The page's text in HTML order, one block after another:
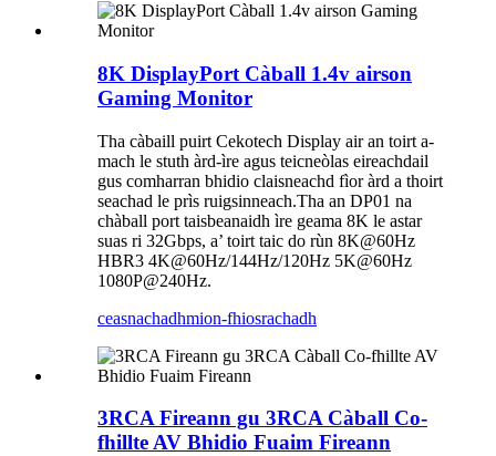
8K DisplayPort Càball 1.4v airson
Gaming Monitor
Tha càbaill puirt Cekotech Display air an toirt a-
mach le stuth àrd-ìre agus teicneòlas eireachdail
gus comharran bhidio claisneachd fìor àrd a thoirt
seachad le prìs ruigsinneach.Tha an DP01 na
chàball port taisbeanaidh ìre geama 8K le astar
suas ri 32Gbps, a’ toirt taic do rùn 8K@60Hz
HBR3 4K@60Hz/144Hz/120Hz 5K@60Hz
1080P@240Hz.
ceasnachadhmion-fhiosrachadh
3RCA Fireann gu 3RCA Càball Co-
fhillte AV Bhidio Fuaim Fireann